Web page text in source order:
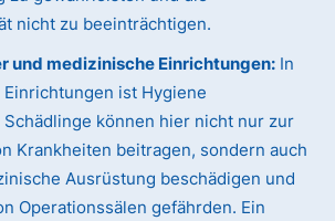
nicht zu beeinträchtigen.
und medizinische Einrichtungen: In
ist Hygiene
können hier nicht nur zur
Krankheiten beitragen, sondern auch
Ausrüstung beschädigen und
Operationssälen gefährden. Ein